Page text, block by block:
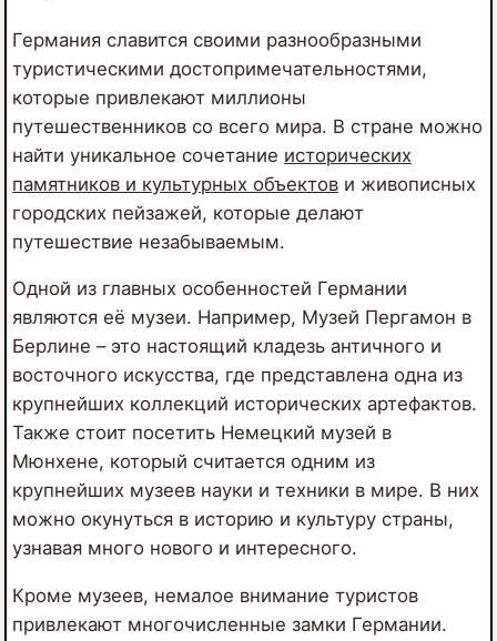
Германия славится своими разнообразными
туристическими достопримечательностями,
которые привлекают миллионы
путешественников со всего мира. В стране можно
найти уникальное сочетание исторических
памятников и культурных объектови живописных
городских пейзажей, которые делают
путешествие незабываемым.
Одной из главных особенностей Германии
являются её музеи. Например, Музей Пергамон в
Берлине – это настоящий кладезь античного и
восточного искусства, где представлена одна из
крупнейших коллекций исторических артефактов.
Также стоит посетить Немецкий музей в
Мюнхене, который считается одним из
крупнейших музеев науки и техники в мире. В них
можно окунуться в историю и культуру страны,
узнавая много нового и интересного.
Кроме музеев, немалое внимание туристов
привлекают многочисленные замки Германии.